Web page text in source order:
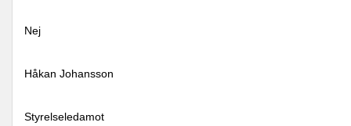
Nej
Håkan Johansson
Styrelseledamot